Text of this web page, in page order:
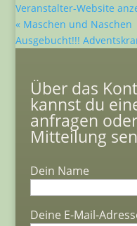
Veranstalter-Website
« Maschen und Naschen
Ausgebucht!!!
Über das
kannst du
anfragen
Mitteilung
Dein Name
Deine E-Mail-